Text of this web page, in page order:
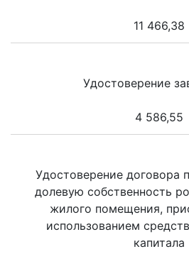
11 466,38
Удостоверение
4 586,55
Удостоверение договора
долевую собственность
жилого помещения,
использованием
капитала